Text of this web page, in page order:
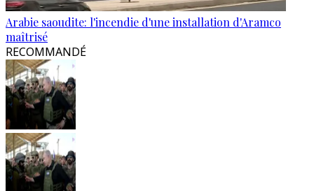
Arabie saoudite: l'incendie d'une installation d'Aramco
maîtrisé
RECOMMANDÉ